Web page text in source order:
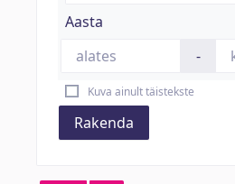
Aasta
-
Kuva ainult täistekste
Rakenda